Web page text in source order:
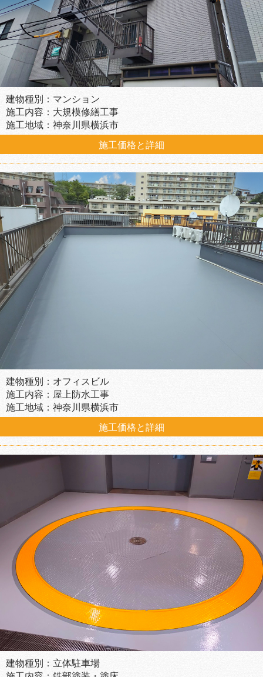
建物種別：マンション
施工内容：大規模修繕工事
施工地域：神奈川県横浜市
施工価格と詳細
建物種別：オフィスビル
施工内容：屋上防水工事
施工地域：神奈川県横浜市
施工価格と詳細
建物種別：立体駐車場